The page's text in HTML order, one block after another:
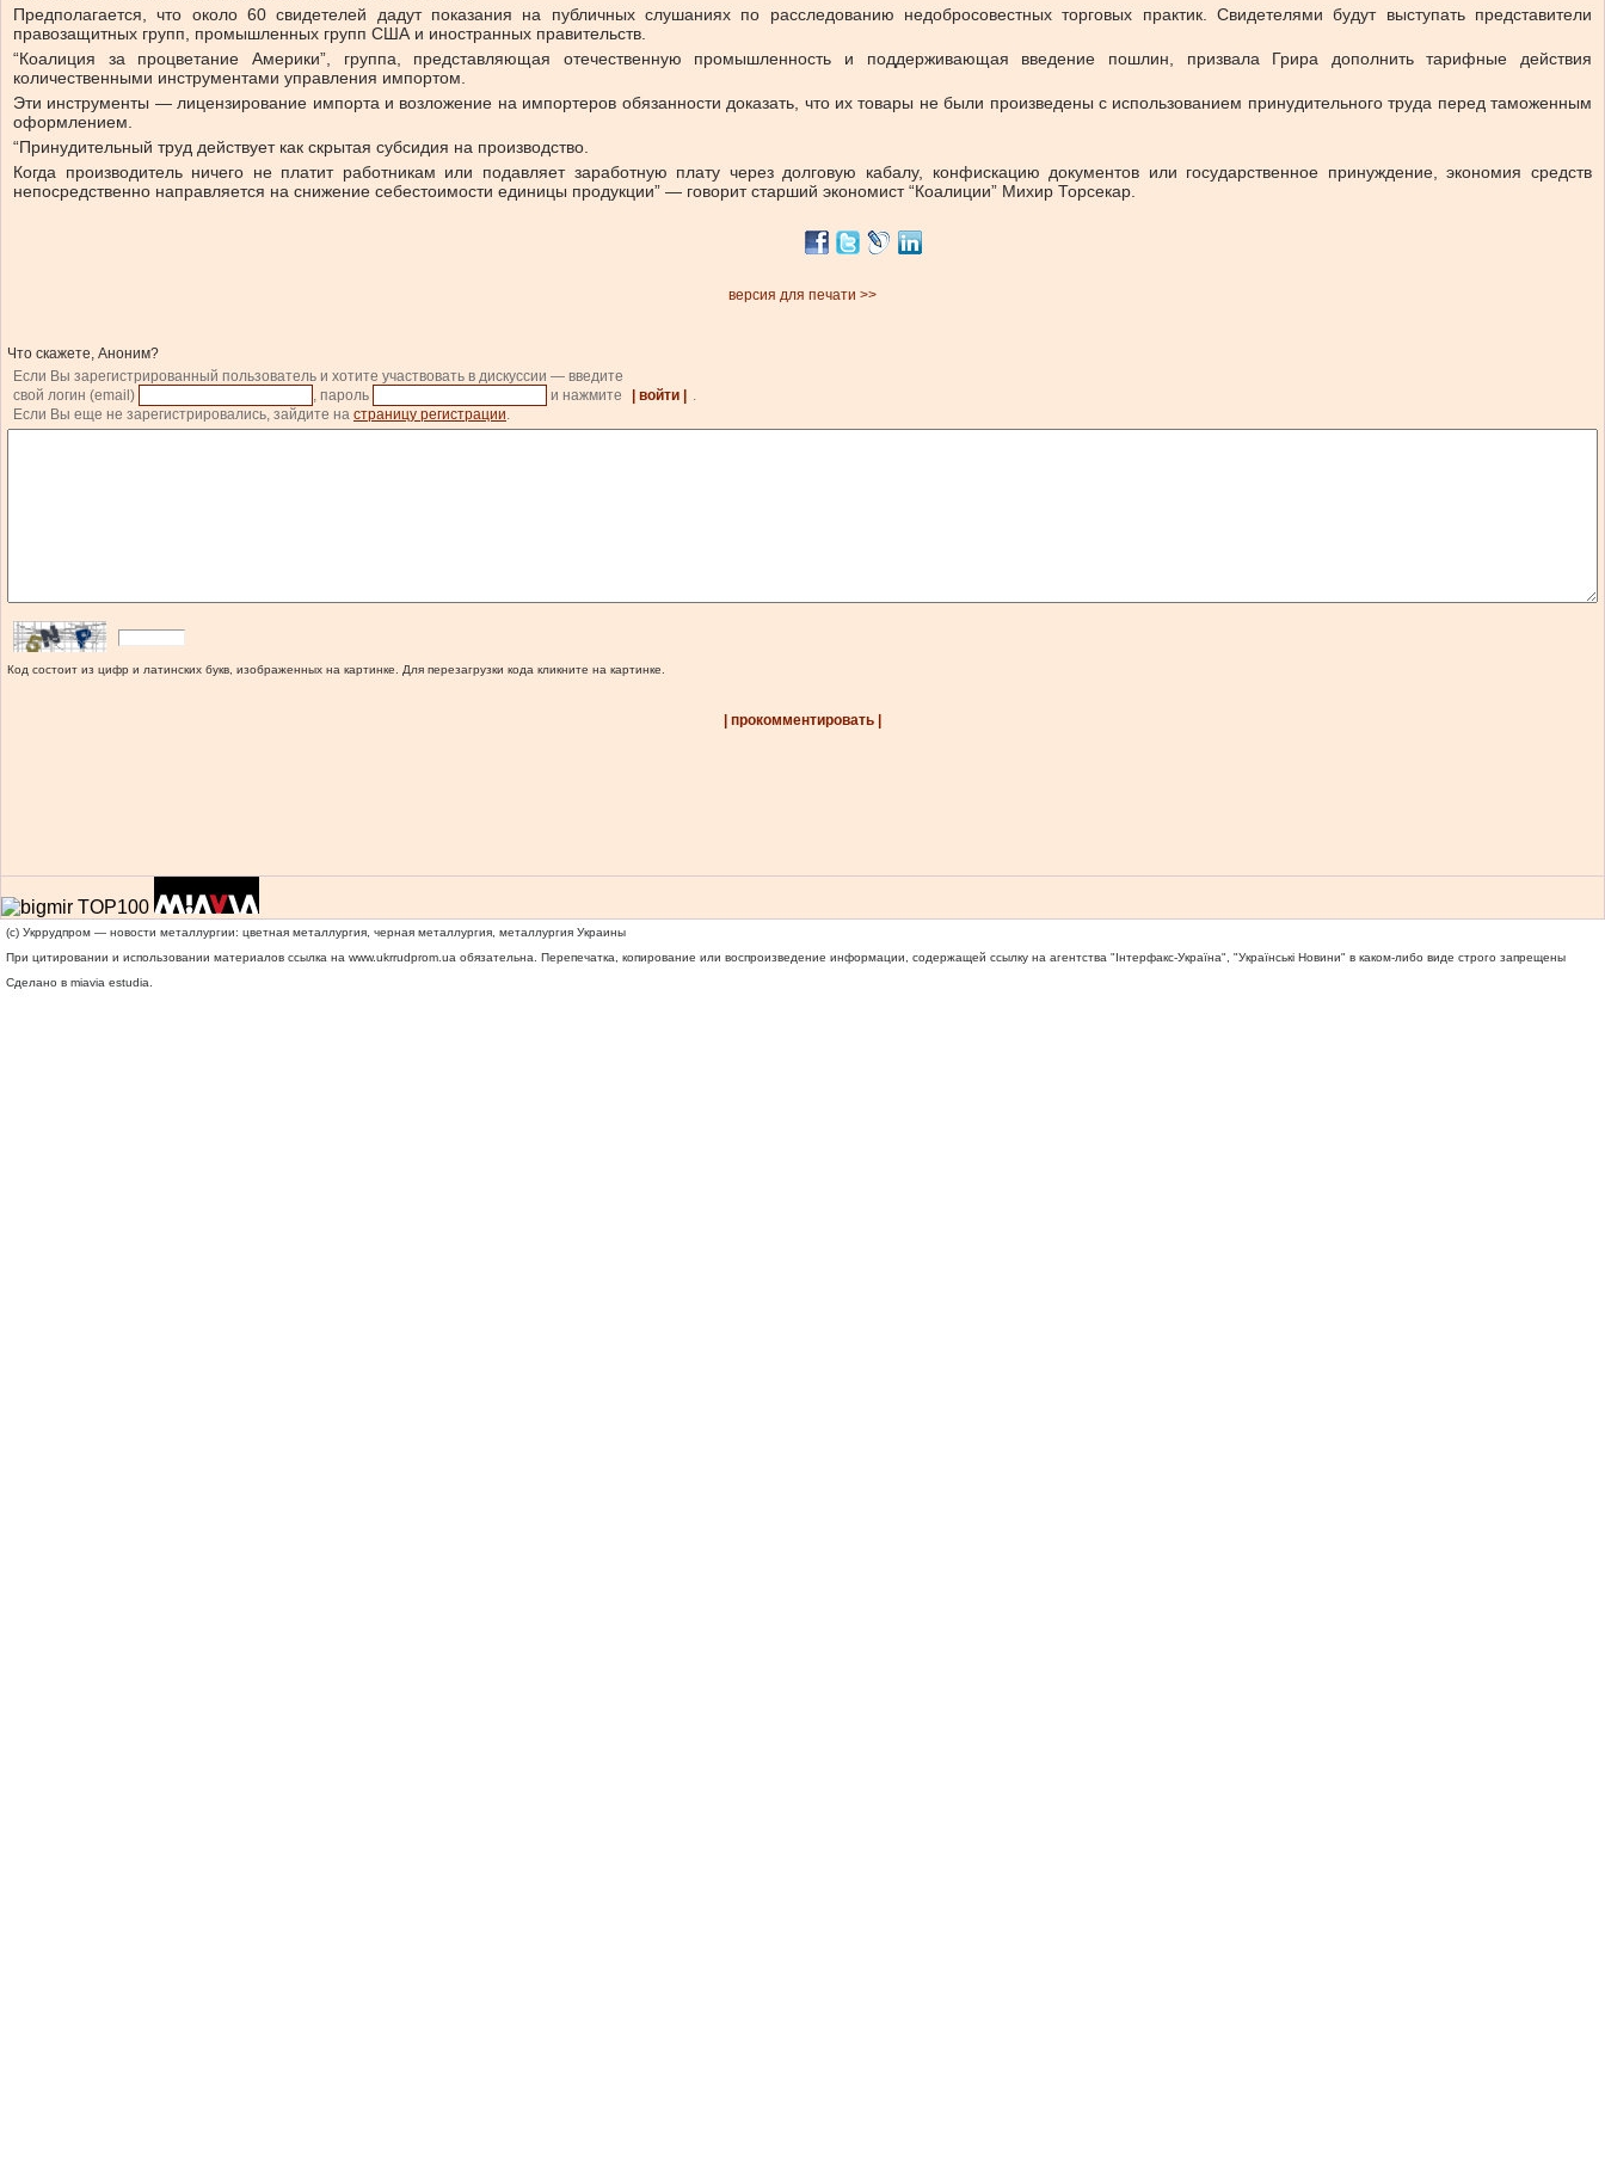
Предполагается, что около 60 свидетелей дадут показания на публичных слушаниях по расследованию недобросовестных торговых практик. Свидетелями будут выступать представители
правозащитных групп, промышленных групп США и иностранных правительств.
“Коалиция за процветание Америки”, группа, представляющая отечественную промышленность и поддерживающая введение пошлин, призвала Грира дополнить тарифные действия
количественными инструментами управления импортом.
Эти инструменты — лицензирование импорта и возложение на импортеров обязанности доказать, что их товары не были произведены с использованием принудительного труда перед таможенным
оформлением.
“Принудительный труд действует как скрытая субсидия на производство.
Когда производитель ничего не платит работникам или подавляет заработную плату через долговую кабалу, конфискацию документов или государственное принуждение, экономия средств
непосредственно направляется на снижение себестоимости единицы продукции” — говорит старший экономист “Коалиции” Михир Торсекар.
версия для печати >>
Что скажете, Аноним?
Если Вы зарегистрированный пользователь и хотите участвовать в дискуссии — введите
свой логин (email)
, пароль и нажмите | войти |
.
Если Вы еще не зарегистрировались, зайдите на страницу регистрации.
Код состоит из цифр и латинских букв, изображенных на картинке. Для перезагрузки кода кликните на картинке.
| прокомментировать |
(c) Укррудпром — новости металлургии: цветная металлургия, черная металлургия, металлургия Украины
При цитировании и использовании материалов ссылка на www.ukrrudprom.ua обязательна. Перепечатка, копирование или воспроизведение информации, содержащей ссылку на агентства "Iнтерфакс-Україна", "Українськi Новини" в каком-либо виде строго запрещены
Сделано в miavia estudia.